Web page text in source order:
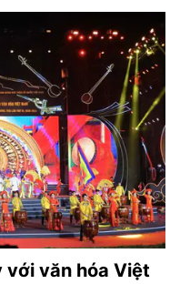
với văn hóa Việt